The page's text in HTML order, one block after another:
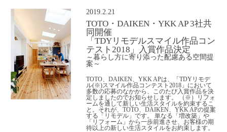
2019.2.21
TOTO・DAIKEN・YKK AP 3社共
同開催
「TDYリモデルスマイル作品コン
テスト2018」入賞作品決定
～暮らし方に寄り添った配慮ある空間提
案～
TOTO、DAIKEN、YKK APは、「TDYリモデ
ル(※)スマイル作品コンテスト2018」において
多数の応募のなかから、このたび入賞作品を決
定しましたのでお知らせします。 （※）リフォ
ームを通して新しい生活スタイルを約束するこ
と。それが、TOTO、DAIKEN、YKK APの提案
する「リモデル」です。 単なる「増改築」や
「リフォーム」から一歩前進させ、お客様の期
待以上の新しい生活スタイルをお約束します。